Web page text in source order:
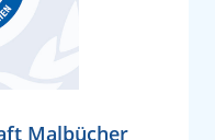
Malbücher